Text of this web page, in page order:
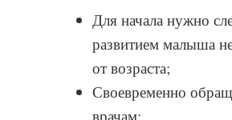
Для начала нужно
развитием малыша
от возраста;
Своевременно
врачам;